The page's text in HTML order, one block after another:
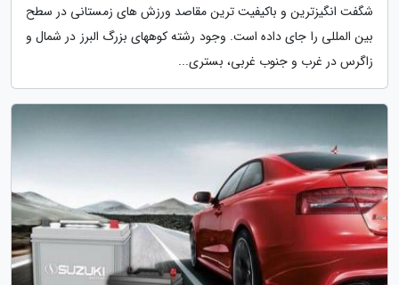
شگفت انگیزترین و باکیفیت ترین مقاصد ورزش های زمستانی در سطح
بین المللی را جای داده است. وجود رشته کوههای بزرگ البرز در شمال و
زاگرس در غرب و جنوب غربی، بستری...